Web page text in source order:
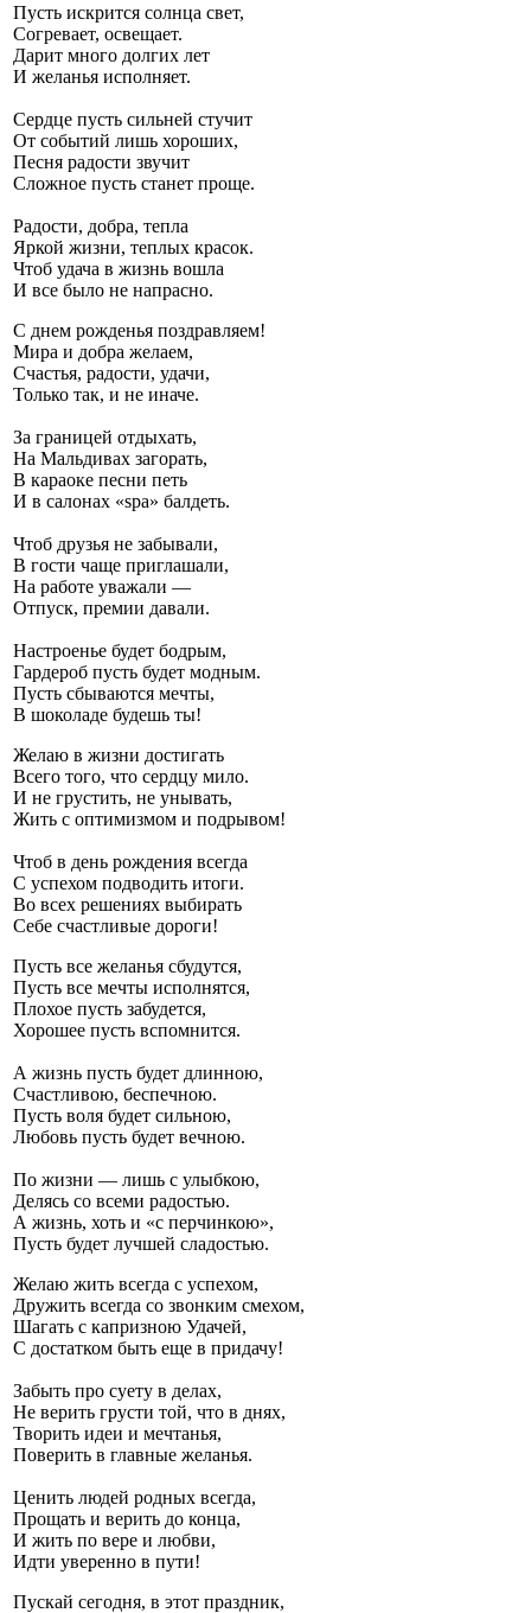
Пусть искрится солнца свет,
Согревает, освещает.
Дарит много долгих лет
И желанья исполняет.
Сердце пусть сильней стучит
От событий лишь хороших,
Песня радости звучит
Сложное пусть станет проще.
Радости, добра, тепла
Яркой жизни, теплых красок.
Чтоб удача в жизнь вошла
И все было не напрасно.
С днем рожденья поздравляем!
Мира и добра желаем,
Счастья, радости, удачи,
Только так, и не иначе.
За границей отдыхать,
На Мальдивах загорать,
В караоке песни петь
И в салонах «spa» балдеть.
Чтоб друзья не забывали,
В гости чаще приглашали,
На работе уважали —
Отпуск, премии давали.
Настроенье будет бодрым,
Гардероб пусть будет модным.
Пусть сбываются мечты,
В шоколаде будешь ты!
Желаю в жизни достигать
Всего того, что сердцу мило.
И не грустить, не унывать,
Жить с оптимизмом и подрывом!
Чтоб в день рождения всегда
С успехом подводить итоги.
Во всех решениях выбирать
Себе счастливые дороги!
Пусть все желанья сбудутся,
Пусть все мечты исполнятся,
Плохое пусть забудется,
Хорошее пусть вспомнится.
А жизнь пусть будет длинною,
Счастливою, беспечною.
Пусть воля будет сильною,
Любовь пусть будет вечною.
По жизни — лишь с улыбкою,
Делясь со всеми радостью.
А жизнь, хоть и «с перчинкою»,
Пусть будет лучшей сладостью.
Желаю жить всегда с успехом,
Дружить всегда со звонким смехом,
Шагать с капризною Удачей,
С достатком быть еще в придачу!
Забыть про суету в делах,
Не верить грусти той, что в днях,
Творить идеи и мечтанья,
Поверить в главные желанья.
Ценить людей родных всегда,
Прощать и верить до конца,
И жить по вере и любви,
Идти уверенно в пути!
Пускай сегодня, в этот праздник,